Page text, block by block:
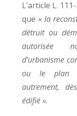
L’article L.
que « la
détruit ou
autorisée
d’urbanisme
ou le plan
autrement,
édifié ».